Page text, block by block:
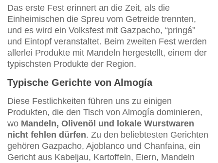
Das erste Fest erinnert an die Zeit, als die
Einheimischen die Spreu vom Getreide trennten,
und es wird ein Volksfest mit Gazpacho, “pringá”
und Eintopf veranstaltet. Beim zweiten Fest werden
allerlei Produkte mit Mandeln hergestellt, einem der
typischsten Produkte der Region.
Typische Gerichte von Almogía
Diese Festlichkeiten führen uns zu einigen
Produkten, die den Tisch von Almogía dominieren,
wo Mandeln, Olivenöl und lokale Wurstwaren
nicht fehlen dürfen. Zu den beliebtesten Gerichten
gehören Gazpacho, Ajoblanco und Chanfaina, ein
Gericht aus Kabeljau, Kartoffeln, Eiern, Mandeln